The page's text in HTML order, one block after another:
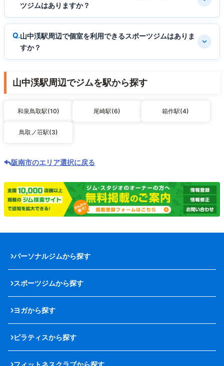
ツジムはありますか？
山中渓駅周辺で個室を利用できるスポーツジムはありま
すか？
山中渓駅周辺でジムを駅から探す
和泉鳥取駅(10) 尾崎駅(6) 箱作駅(4)
鳥取ノ荘駅(3)
阪南市のエリア選択に戻る
パーソナルジムから探す
スポーツジムから探す
ヨガから探す
ピラティスから探す
フィットネスクラブから探す